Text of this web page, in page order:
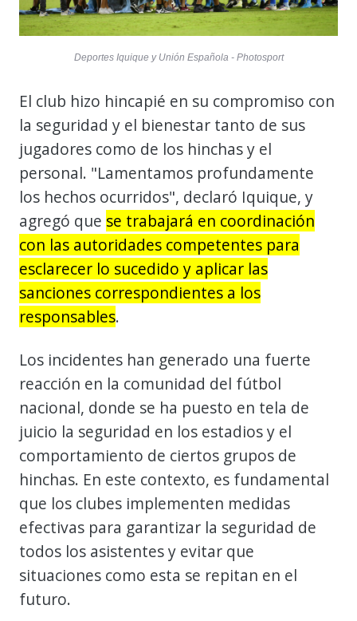
Deportes Iquique y Unión Española - Photosport
El club hizo hincapié en su compromiso con
la seguridad y el bienestar tanto de sus
jugadores como de los hinchas y el
personal. "Lamentamos profundamente
los hechos ocurridos", declaró Iquique, y
agregó que se trabajará en coordinación
con las autoridades competentes para
esclarecer lo sucedido y aplicar las
sanciones correspondientes a los
responsables.
Los incidentes han generado una fuerte
reacción en la comunidad del fútbol
nacional, donde se ha puesto en tela de
juicio la seguridad en los estadios y el
comportamiento de ciertos grupos de
hinchas. En este contexto, es fundamental
que los clubes implementen medidas
efectivas para garantizar la seguridad de
todos los asistentes y evitar que
situaciones como esta se repitan en el
futuro.